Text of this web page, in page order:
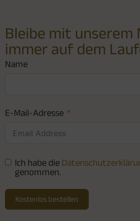
Bleibe mit unserem
immer auf dem
Name
E-Mail-Adresse
Ich habe die
genommen.
Kostenlos bestellen